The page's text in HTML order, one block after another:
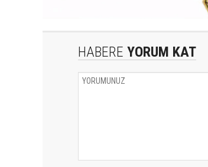
HABERE YORUM KAT